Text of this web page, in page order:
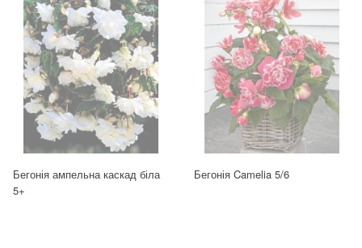
Бегонія ампельна каскад біла
5+
Бегонія Camelia 5/6